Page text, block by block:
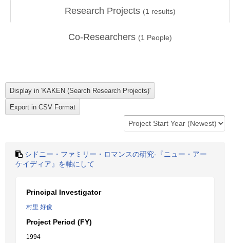
Research Projects (1 results)
Co-Researchers (1 People)
シドニー・ファミリー・ロマンスの研究-『ニュー・アー
ケイディア』を軸にして
Principal Investigator
村里 好俊
Project Period (FY)
1994